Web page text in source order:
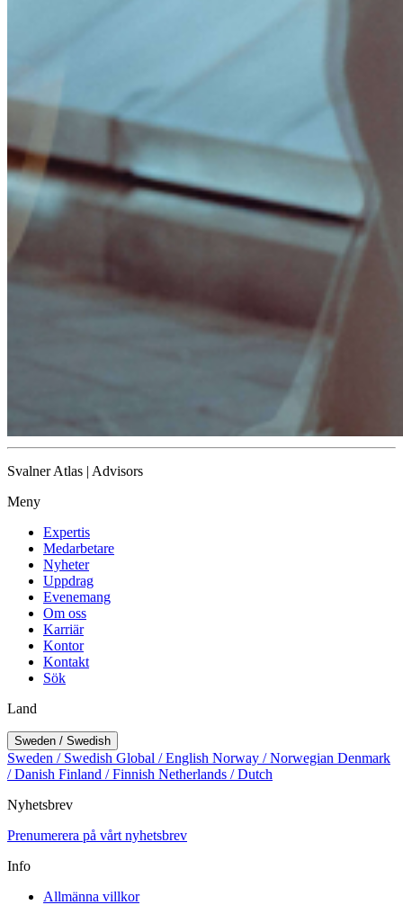
Svalner Atlas | Advisors
Meny
Expertis
Medarbetare
Nyheter
Uppdrag
Evenemang
Om oss
Karriär
Kontor
Kontakt
Sök
Land
Sweden / Swedish
Sweden / Swedish Global / English Norway / Norwegian Denmark
/ Danish Finland / Finnish Netherlands / Dutch
Nyhetsbrev
Prenumerera på vårt nyhetsbrev
Info
Allmänna villkor